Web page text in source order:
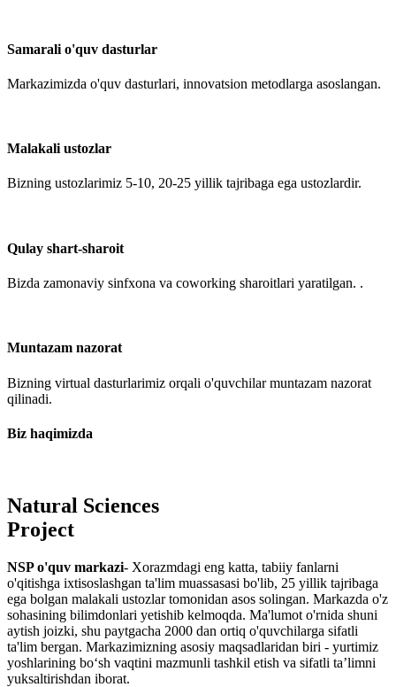
Samarali o'quv dasturlar
Markazimizda o'quv dasturlari, innovatsion metodlarga asoslangan.
Malakali ustozlar
Bizning ustozlarimiz 5-10, 20-25 yillik tajribaga ega ustozlardir.
Qulay shart-sharoit
Bizda zamonaviy sinfxona va coworking sharoitlari yaratilgan. .
Muntazam nazorat
Bizning virtual dasturlarimiz orqali o'quvchilar muntazam nazorat
qilinadi.
Biz haqimizda
Natural Sciences
Project
NSP o'quv markazi- Xorazmdagi eng katta, tabiiy fanlarni
o'qitishga ixtisoslashgan ta'lim muassasasi bo'lib, 25 yillik tajribaga
ega bolgan malakali ustozlar tomonidan asos solingan. Markazda o'z
sohasining bilimdonlari yetishib kelmoqda. Ma'lumot o'rnida shuni
aytish joizki, shu paytgacha 2000 dan ortiq o'quvchilarga sifatli
ta'lim bergan. Markazimizning asosiy maqsadlaridan biri - yurtimiz
yoshlarining bo‘sh vaqtini mazmunli tashkil etish va sifatli ta’limni
yuksaltirishdan iborat.